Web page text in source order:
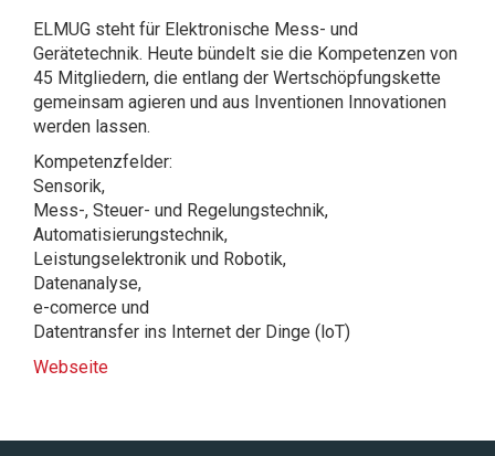
ELMUG steht für Elektronische Mess- und
Gerätetechnik. Heute bündelt sie die Kompetenzen von
45 Mitgliedern, die entlang der Wertschöpfungskette
gemeinsam agieren und aus Inventionen Innovationen
werden lassen.
Kompetenzfelder:
Sensorik,
Mess-, Steuer- und Regelungstechnik,
Automatisierungstechnik,
Leistungselektronik und Robotik,
Datenanalyse,
e-comerce und
Datentransfer ins Internet der Dinge (loT)
Webseite